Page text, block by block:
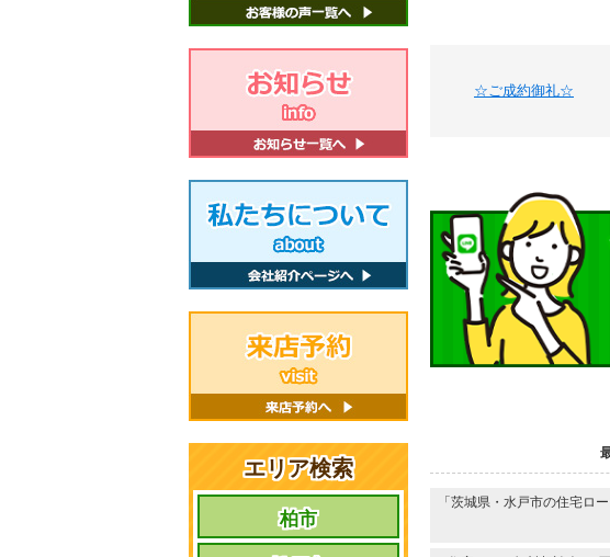
☆ご成約御礼☆
「茨城県・水戸市の住宅ロ
エリア検索
柏市